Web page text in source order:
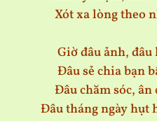
Xót xa lòng theo
Giờ đâu ảnh,
Đâu sẻ chia bạn
Đâu chăm sóc,
Đâu tháng ngày hụt